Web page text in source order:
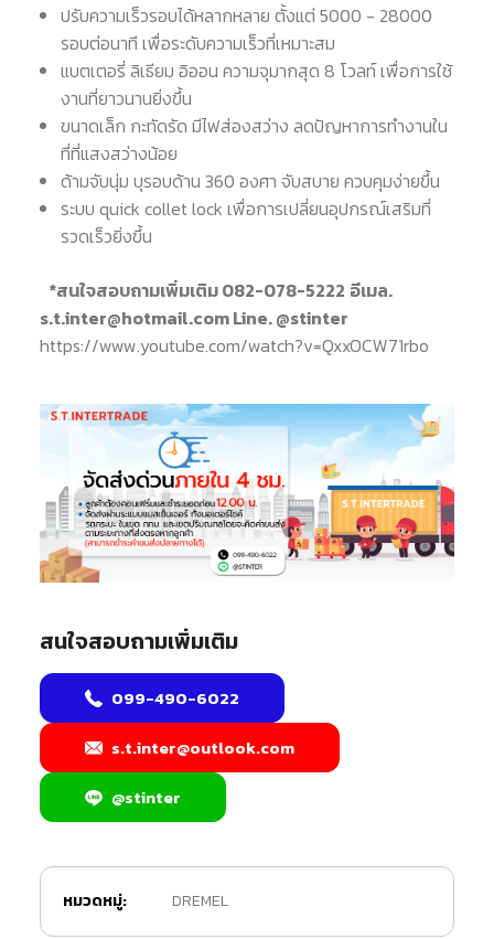
ปรับความเร็วรอบได้หลากหลาย ตั้งแต่ 5000 - 28000
รอบต่อนาที เพื่อระดับความเร็วที่เหมาะสม
แบตเตอรี่ ลิเธียม อิออน ความจุมากสุด 8 โวลท์ เพื่อการใช้
งานที่ยาวนานยิ่งขึ้น
ขนาดเล็ก กะทัดรัด มีไฟส่องสว่าง ลดปัญหาการทำงานใน
ที่ที่แสงสว่างน้อย
ด้ามจับนุ่ม บุรอบด้าน 360 องศา จับสบาย ควบคุมง่ายขึ้น
ระบบ quick collet lock เพื่อการเปลี่ยนอุปกรณ์เสริมที่
รวดเร็วยิ่งขึ้น
*สนใจสอบถามเพิ่มเติม 082-078-5222 อีเมล.
s.t.inter@hotmail.comLine. @stinter
https://www.youtube.com/watch?v=QxxOCW71rbo
สนใจสอบถามเพิ่มเติม
099-490-6022
s.t.inter@outlook.com
@stinter
หมวดหมู่: DREMEL